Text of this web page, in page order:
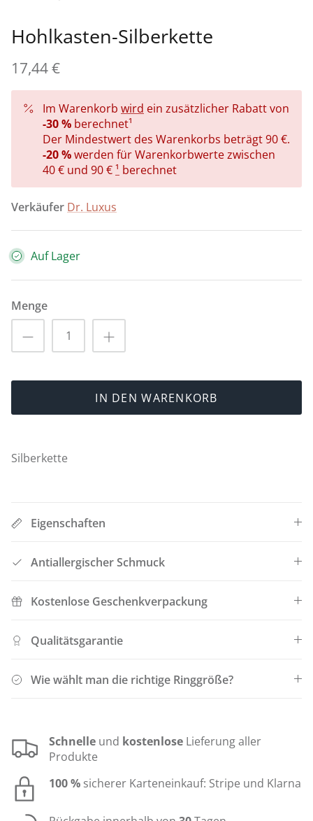
Mediterranea - Sommerkollektion ☀️🌊🏖️
Kinderschmuck
Personalisierter Schmuck
VOLUME-Kollektion
Schmuck für Bräute
Personalisierter Schmuck
Geschenke bis 30 €
Geschenke bis 100 €
Dr. Luxus T-Shirts 🧸
Dr. Luxus Hoodies 🧸
Hohlkasten-Silberkette
17,44 €
Im Warenkorb wird ein zusätzlicher Rabatt von
-30 % berechnet¹
Der Mindestwert des Warenkorbs beträgt 90 €.
-20 %werden für Warenkorbwerte zwischen
40 € und 90 €¹ berechnet
Verkäufer Dr. Luxus
Auf Lager
Menge
IN DEN WARENKORB
Silberkette
Eigenschaften
Antiallergischer Schmuck
Kostenlose Geschenkverpackung
Qualitätsgarantie
Wie wählt man die richtige Ringgröße?
Schnelle und kostenlose Lieferung aller
Produkte
100 % sicherer Karteneinkauf: Stripe und Klarna